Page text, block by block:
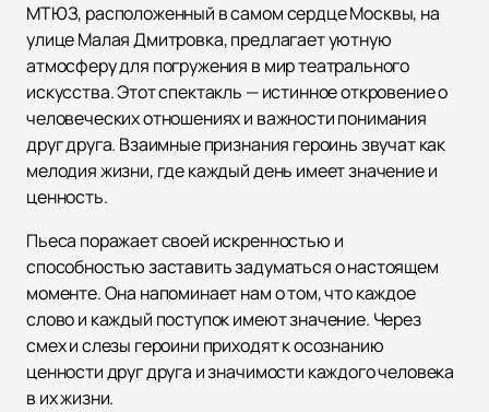
МТЮЗ, расположенный в самом сердце Москвы, на
улице Малая Дмитровка, предлагает уютную
атмосферу для погружения в мир театрального
искусства. Этот спектакль — истинное откровение о
человеческих отношениях и важности понимания
друг друга. Взаимные признания героинь звучат как
мелодия жизни, где каждый день имеет значение и
ценность.
Пьеса поражает своей искренностью и
способностью заставить задуматься о настоящем
моменте. Она напоминает нам о том, что каждое
слово и каждый поступок имеют значение. Через
смех и слезы героини приходят к осознанию
ценности друг друга и значимости каждого человека
в их жизни.